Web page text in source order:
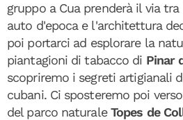
gruppo a Cua prenderà il via
auto d'epoca e l'architettura
poi portarci ad esplorare la
piantagioni di tabacco di Pinar
scopriremo i segreti artigianali
cubani. Ci sposteremo poi
del parco naturaleTopes de